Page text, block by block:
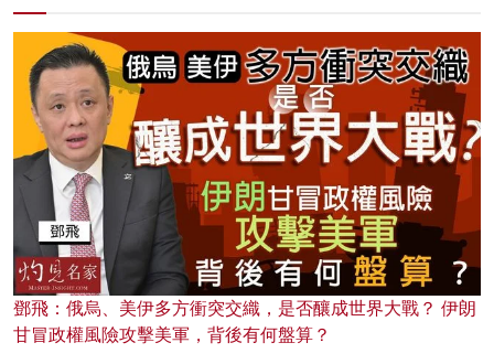
鄧飛：俄烏、美伊多方衝突交織，是否釀成世界大戰？ 伊朗
甘冒政權風險攻擊美軍，背後有何盤算？